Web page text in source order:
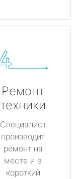
Ремонт
техники
Специалист
производит
ремонт на
месте и в
короткий